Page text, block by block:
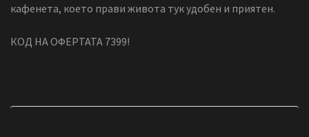
кафенета, което прави живота тук удобен и приятен.
КОД НА ОФЕРТАТА 7399!